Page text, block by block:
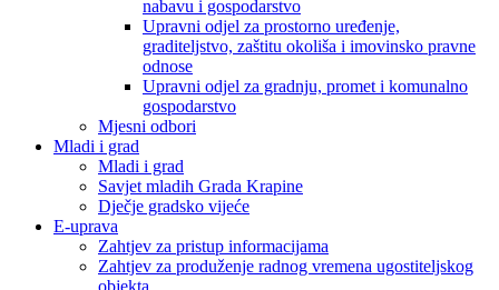
nabavu i gospodarstvo
Upravni odjel za prostorno uređenje,
graditeljstvo, zaštitu okoliša i imovinsko pravne
odnose
Upravni odjel za gradnju, promet i komunalno
gospodarstvo
Mjesni odbori
Mladi i grad
Mladi i grad
Savjet mladih Grada Krapine
Dječje gradsko vijeće
E-uprava
Zahtjev za pristup informacijama
Zahtjev za produženje radnog vremena ugostiteljskog
objekta